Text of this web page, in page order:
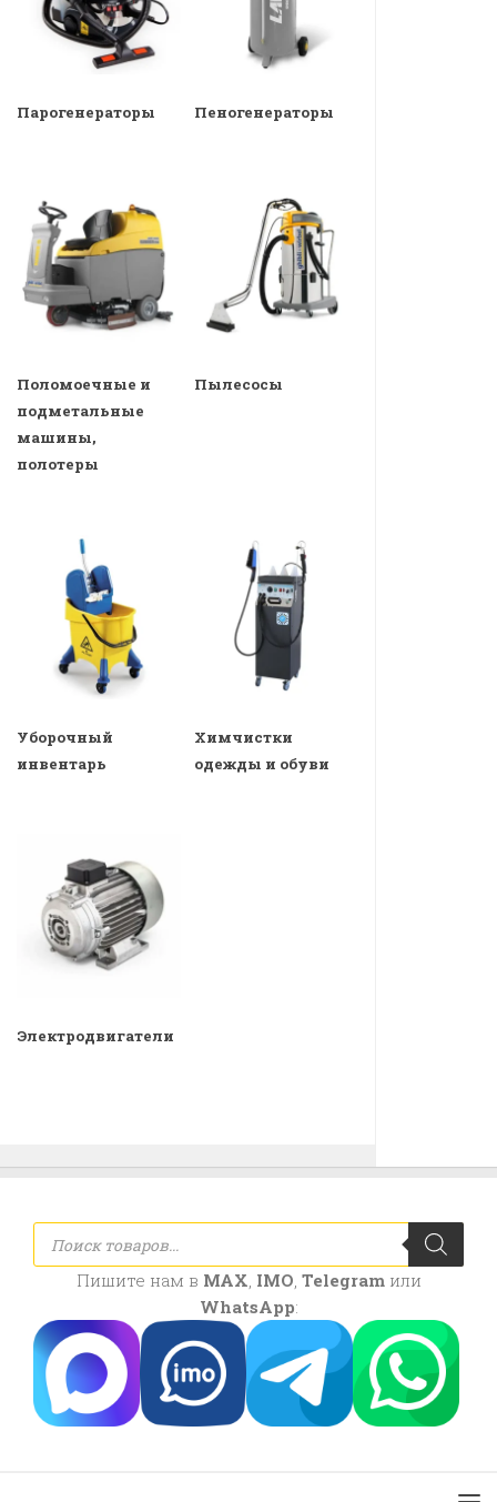
Парогенераторы Пеногенераторы
Поломоечные и
подметальные
машины,
полотеры
Пылесосы
Уборочный
инвентарь
Химчистки
одежды и обуви
Электродвигатели
Поиск
товаров
Пишите нам в MAX, IMO, Telegramили
WhatsApp: